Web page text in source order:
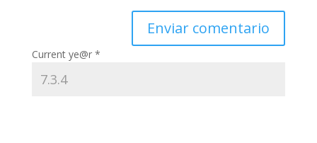
Current ye@r *